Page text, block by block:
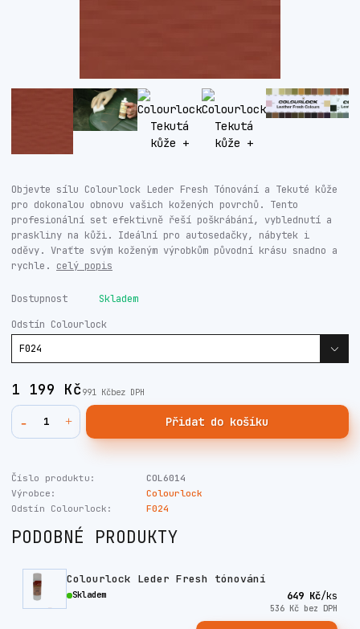
Objevte sílu Colourlock Leder Fresh Tónování a Tekuté kůže
pro dokonalou obnovu vašich kožených povrchů. Tento
profesionální set efektivně řeší poškrábání, vyblednutí a
praskliny na kůži. Ideální pro autosedačky, nábytek i
oděvy. Vraťte svým koženým výrobkům původní krásu snadno a
rychle. celý popis
Dostupnost Skladem
Odstín Colourlock
1 199 Kč991 Kčbez DPH
Přidat do košíku
Číslo produktu:
COL6014
Výrobce:
Colourlock
Odstín Colourlock:
F024
PODOBNÉ PRODUKTY
Colourlock Leder Fresh tónování
649 Kč/ks
536 Kč bez DPH
Skladem